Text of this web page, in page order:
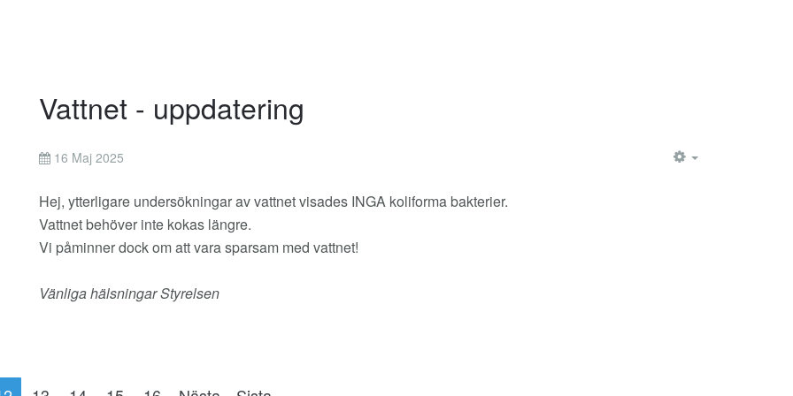
Vattnet - uppdatering
16 Maj 2025
Hej, ytterligare undersökningar av vattnet visades INGA koliforma bakterier.
Vattnet behöver inte kokas längre.
Vi påminner dock om att vara sparsam med vattnet!
Vänliga hälsningar Styrelsen